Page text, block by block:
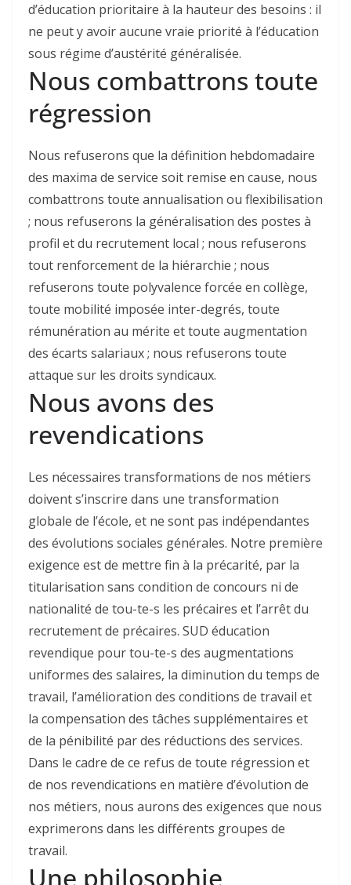
d’éducation prioritaire à la hauteur des besoins : il
ne peut y avoir aucune vraie priorité à l’éducation
sous régime d’austérité généralisée.
Nous combattrons toute
régression
Nous refuserons que la définition hebdomadaire
des maxima de service soit remise en cause, nous
combattrons toute annualisation ou flexibilisation
; nous refuserons la généralisation des postes à
profil et du recrutement local ; nous refuserons
tout renforcement de la hiérarchie ; nous
refuserons toute polyvalence forcée en collège,
toute mobilité imposée inter-degrés, toute
rémunération au mérite et toute augmentation
des écarts salariaux ; nous refuserons toute
attaque sur les droits syndicaux.
Nous avons des
revendications
Les nécessaires transformations de nos métiers
doivent s’inscrire dans une transformation
globale de l’école, et ne sont pas indépendantes
des évolutions sociales générales. Notre première
exigence est de mettre fin à la précarité, par la
titularisation sans condition de concours ni de
nationalité de tou-te-s les précaires et l’arrêt du
recrutement de précaires. SUD éducation
revendique pour tou-te-s des augmentations
uniformes des salaires, la diminution du temps de
travail, l’amélioration des conditions de travail et
la compensation des tâches supplémentaires et
de la pénibilité par des réductions des services.
Dans le cadre de ce refus de toute régression et
de nos revendications en matière d’évolution de
nos métiers, nous aurons des exigences que nous
exprimerons dans les différents groupes de
travail.
Une philosophie